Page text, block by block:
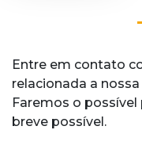
Entre em contato
relacionada a
Faremos o
breve possível.